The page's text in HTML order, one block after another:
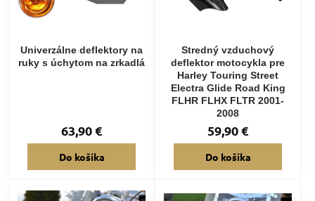
Univerzálne deflektory na
ruky s úchytom na zrkadlá
63,90 €
Do košíka
Stredný vzduchový
deflektor motocykla pre
Harley Touring Street
Electra Glide Road King
FLHR FLHX FLTR 2001-
2008
59,90 €
Do košíka